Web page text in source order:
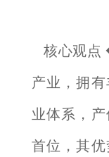
核心观点
产业，拥
业体系，
首位，其